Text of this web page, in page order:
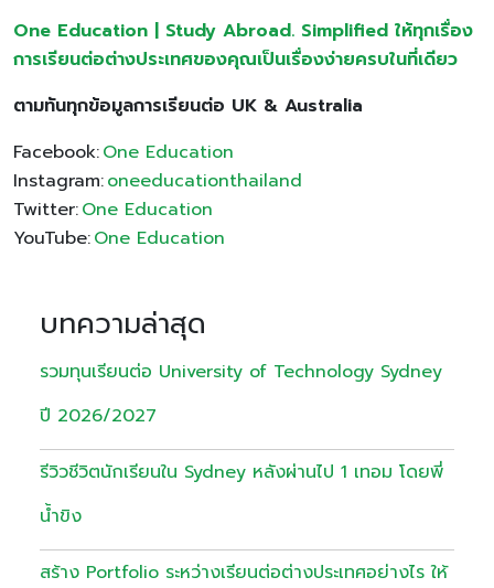
One Education | Study Abroad. Simplified ให้ทุกเรื่อง
การเรียนต่อต่างประเทศของคุณเป็นเรื่องง่ายครบในที่เดียว
ตามทันทุกข้อมูลการเรียนต่อ UK & Australia
Facebook:One Education
Instagram:oneeducationthailand
Twitter:One Education
YouTube:One Education
บทความล่าสุด
รวมทุนเรียนต่อ University of Technology Sydney
ปี 2026/2027
รีวิวชีวิตนักเรียนใน Sydney หลังผ่านไป 1 เทอม โดยพี่
น้ำขิง
สร้าง Portfolio ระหว่างเรียนต่อต่างประเทศอย่างไร ให้